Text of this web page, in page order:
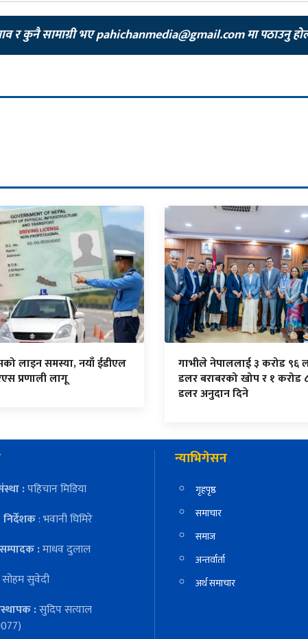
र कुनै सामाग्री भएpahichanmedia@gmail.comमा पठाउनु
लाइन समस्या, नयाँ ईडीएल
प्रणाली लागू
गाभीले नेपाललाई ३ करोड ९६
डलर बराबरको खोप र १ करोड
डलर अनुदान दिने
:पहिचान मिडिया
निर्देशक: भवानी घिमिरे
:माधव दुलाल
सोहम सुवेदी
:सुदिप सत्याल
न्याभिगेसन
गृहपृष्ठ
समाचार
समाज
अन्तर्वार्ता
अर्थ समाचार